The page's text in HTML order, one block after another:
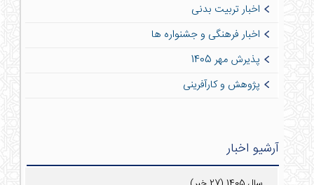
اخبار تربیت بدنی
اخبار فرهنگی و جشنواره ها
پذیرش مهر 1405
پژوهش و کارآفرینی
آرشیو اخبار